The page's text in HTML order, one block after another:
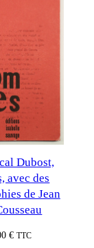
Dubost,
avec des
de Jean
€ TTC